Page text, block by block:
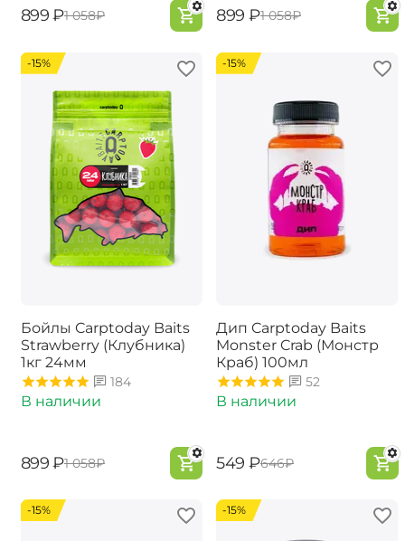
‍899‍ ₽‍1 058‍₽ ‍899‍ ₽‍1 058‍₽
-15%
Бойлы Carptoday Baits
Strawberry (Клубника)
1кг 24мм
184
В наличии
‍899‍ ₽‍1 058‍₽
-15%
Дип Carptoday Baits
Monster Crab (Монстр
Краб) 100мл
52
В наличии
‍549‍ ₽‍646‍₽
-15% -15%